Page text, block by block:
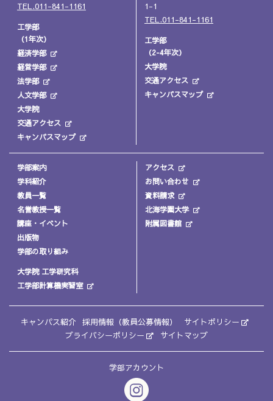
TEL.011-841-1161
工学部
（1年次）
経済学部
経営学部
法学部
人文学部
大学院
交通アクセス
キャンパスマップ
1-1
TEL.011-841-1161
工学部
（2-4年次）
大学院
交通アクセス
キャンパスマップ
学部案内
学科紹介
教員一覧
名誉教授一覧
講座・イベント
出版物
学部の取り組み
大学院 工学研究科
工学部計算機実習室
アクセス
お問い合わせ
資料請求
北海学園大学
附属図書館
キャンパス紹介 採用情報（教員公募情報）
サイトポリシー
プライバシーポリシー
サイトマップ
学部アカウント